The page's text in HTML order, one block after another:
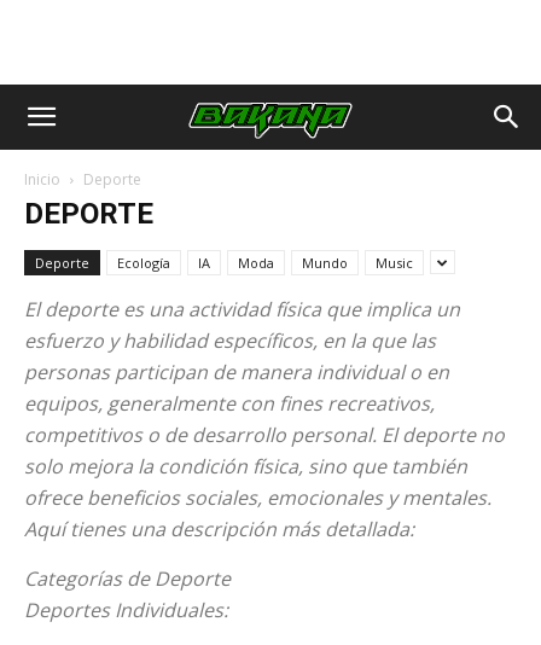
Inicio Deporte
DEPORTE
Deporte Ecología IA Moda Mundo Music
El deporte es una actividad física que implica un
esfuerzo y habilidad específicos, en la que las
personas participan de manera individual o en
equipos, generalmente con fines recreativos,
competitivos o de desarrollo personal. El deporte no
solo mejora la condición física, sino que también
ofrece beneficios sociales, emocionales y mentales.
Aquí tienes una descripción más detallada:
Categorías de Deporte
Deportes Individuales: